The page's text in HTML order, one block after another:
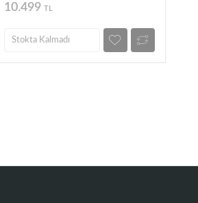
10.499 TL
Stokta Kalmadı